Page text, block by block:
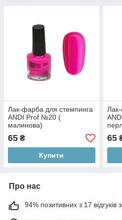
Лак-фарба для стемпинга
ANDI Prof №20 (
малинова)
65 ₴
Купити
65
Про нас
94% позитивних з 17 відгуків